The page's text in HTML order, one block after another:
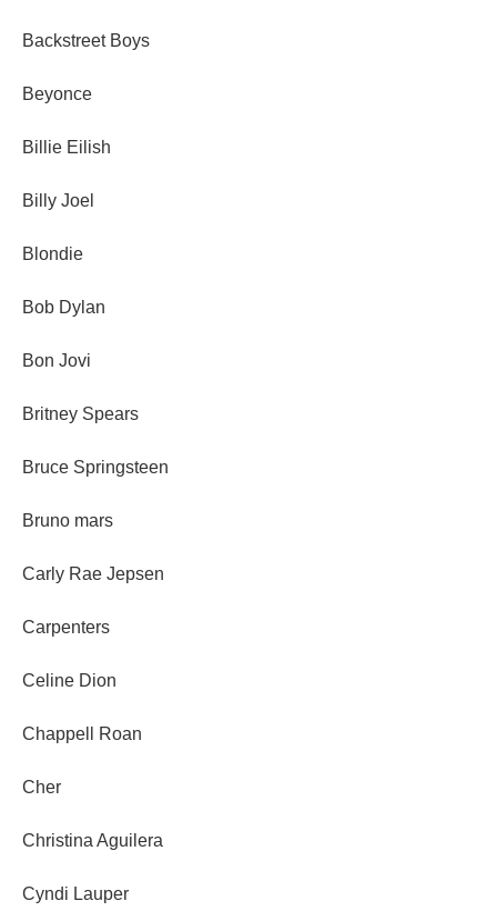
Backstreet Boys
Beyonce
Billie Eilish
Billy Joel
Blondie
Bob Dylan
Bon Jovi
Britney Spears
Bruce Springsteen
Bruno mars
Carly Rae Jepsen
Carpenters
Celine Dion
Chappell Roan
Cher
Christina Aguilera
Cyndi Lauper